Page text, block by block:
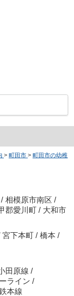
> 町田市 > 町田市の幼稚
/ 相模原市南区 /
郡愛川町 / 大和市
宮下本町 / 橋本 /
田原線 /
ライン /
本線